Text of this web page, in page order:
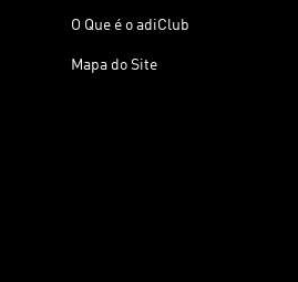
O Que é o adiClub
Mapa do Site